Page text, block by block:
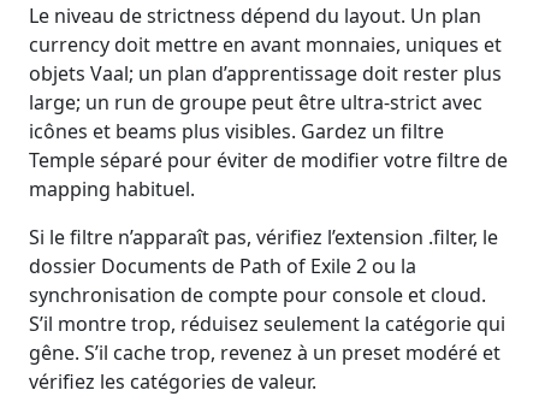
Le niveau de strictness dépend du layout. Un plan
currency doit mettre en avant monnaies, uniques et
objets Vaal; un plan d’apprentissage doit rester plus
large; un run de groupe peut être ultra-strict avec
icônes et beams plus visibles. Gardez un filtre
Temple séparé pour éviter de modifier votre filtre de
mapping habituel.
Si le filtre n’apparaît pas, vérifiez l’extension .filter, le
dossier Documents de Path of Exile 2 ou la
synchronisation de compte pour console et cloud.
S’il montre trop, réduisez seulement la catégorie qui
gêne. S’il cache trop, revenez à un preset modéré et
vérifiez les catégories de valeur.